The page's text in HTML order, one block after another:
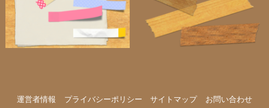
運営者情報 プライバシーポリシー サイトマップ お問い合わせ